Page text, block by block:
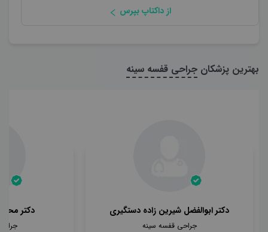
از داکتاپ بپرس
بهترین پزشکان جراحی قفسه سینه
دکتر ابوالفضل شیرین زاده دستگیری
جراحی قفسه سینه
دکتر